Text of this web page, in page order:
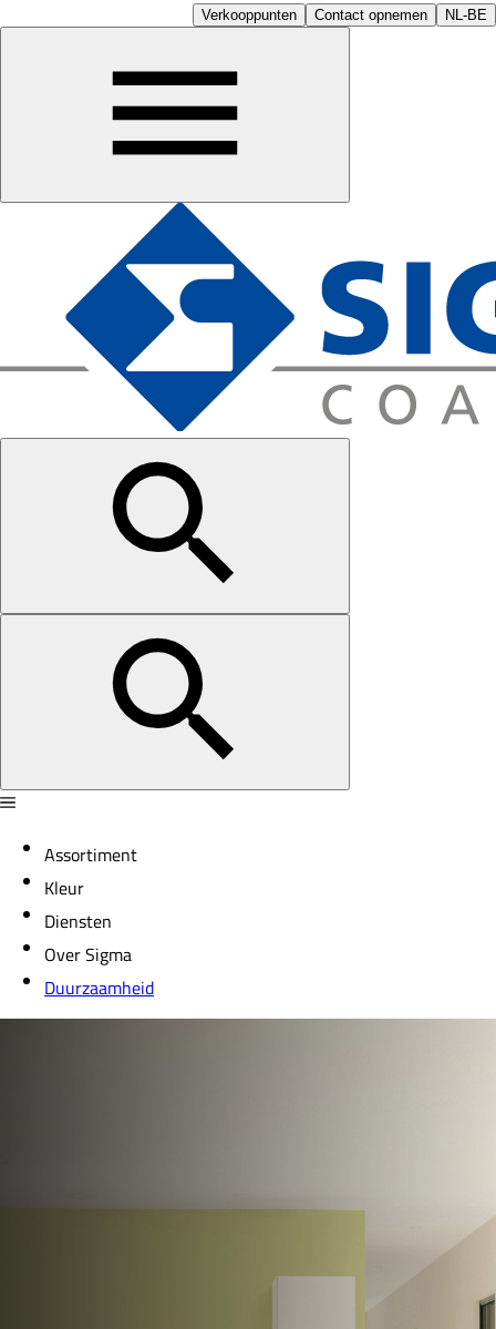
Verkooppunten Contact opnemen NL-BE
Assortiment
Kleur
Diensten
Over Sigma
Duurzaamheid